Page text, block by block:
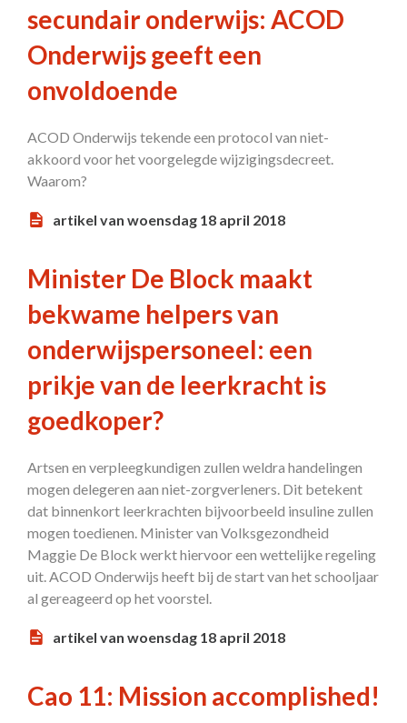
secundair onderwijs: ACOD
Onderwijs geeft een
onvoldoende
ACOD Onderwijs tekende een protocol van niet-
akkoord voor het voorgelegde wijzigingsdecreet.
Waarom?
artikel van woensdag 18 april 2018
Minister De Block maakt
bekwame helpers van
onderwijspersoneel: een
prikje van de leerkracht is
goedkoper?
Artsen en verpleegkundigen zullen weldra handelingen
mogen delegeren aan niet-zorgverleners. Dit betekent
dat binnenkort leerkrachten bijvoorbeeld insuline zullen
mogen toedienen. Minister van Volksgezondheid
Maggie De Block werkt hiervoor een wettelijke regeling
uit. ACOD Onderwijs heeft bij de start van het schooljaar
al gereageerd op het voorstel.
artikel van woensdag 18 april 2018
Cao 11: Mission accomplished!